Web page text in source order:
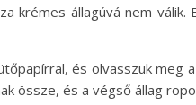
krémes állagúvá nem
és olvasszuk meg
össze, és a végső állag